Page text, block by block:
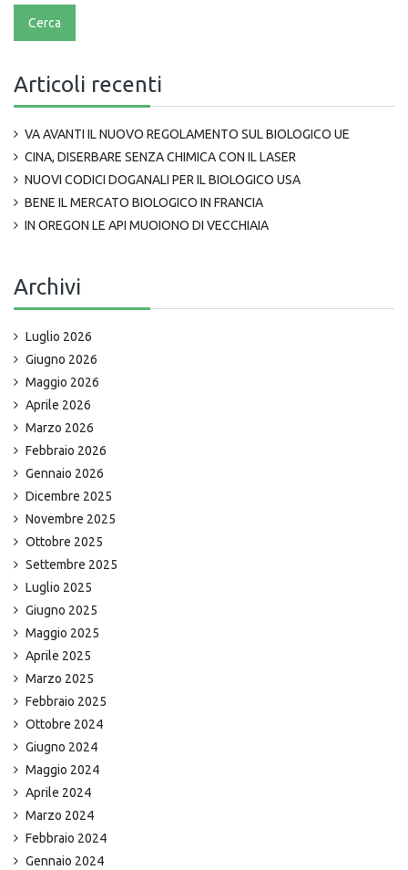
Articoli recenti
VA AVANTI IL NUOVO REGOLAMENTO SUL BIOLOGICO UE
CINA, DISERBARE SENZA CHIMICA CON IL LASER
NUOVI CODICI DOGANALI PER IL BIOLOGICO USA
BENE IL MERCATO BIOLOGICO IN FRANCIA
IN OREGON LE API MUOIONO DI VECCHIAIA
Archivi
Luglio 2026
Giugno 2026
Maggio 2026
Aprile 2026
Marzo 2026
Febbraio 2026
Gennaio 2026
Dicembre 2025
Novembre 2025
Ottobre 2025
Settembre 2025
Luglio 2025
Giugno 2025
Maggio 2025
Aprile 2025
Marzo 2025
Febbraio 2025
Ottobre 2024
Giugno 2024
Maggio 2024
Aprile 2024
Marzo 2024
Febbraio 2024
Gennaio 2024